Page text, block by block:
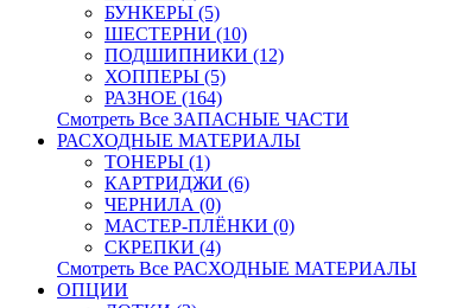
БУНКЕРЫ (5)
ШЕСТЕРНИ (10)
ПОДШИПНИКИ (12)
ХОППЕРЫ (5)
РАЗНОЕ (164)
Смотреть Все ЗАПАСНЫЕ ЧАСТИ
РАСХОДНЫЕ МАТЕРИАЛЫ
ТОНЕРЫ (1)
КАРТРИДЖИ (6)
ЧЕРНИЛА (0)
МАСТЕР-ПЛЁНКИ (0)
СКРЕПКИ (4)
Смотреть Все РАСХОДНЫЕ МАТЕРИАЛЫ
ОПЦИИ